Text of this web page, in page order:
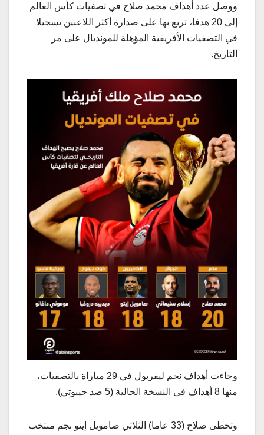
ووصل عدد أهداف محمد صلاح في تصفيات كأس العالم
إلى 20 هدفا، تربع بها على صدارة أكثر اللاعبين تسجيلا
في التصفيات الأفريقية المؤهلة للمونديال على مر
التاريخ.
وجاءت أهداف نجم ليفربول في 29 مباراة بالتصفيات،
منها 8 أهداف في النسخة الحالية (5 ضد جيبوتي).
وتخطى صلاح (33 عاما) الثلاثي صامويل إيتو نجم منتخب